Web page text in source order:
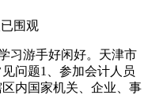
围观
习游手好闲好。天津市
问题1、参加会计人员
内国家机关、企业、事